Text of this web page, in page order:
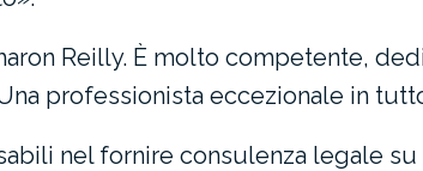
Reilly. È molto competente,
professionista eccezionale in
nel fornire consulenza legale